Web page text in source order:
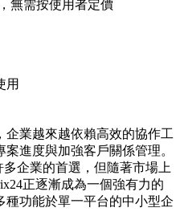
無需按使用者定價
用
業越來越依賴高效的協作工
進度與加強客戶關係管理。
多企業的首選，但隨著市場上
正逐漸成為一個強有力的
種功能於單一平台的中小型企